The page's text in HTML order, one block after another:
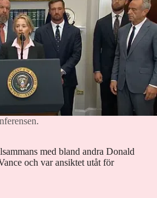
med bland andra Donald
och var ansiktet utåt för